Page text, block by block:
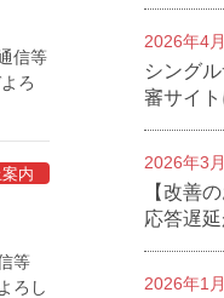
信等
ろ
内
等
ろし
2026年4
シング
審サイ
2026年3
【改善
応答遅
2026年1